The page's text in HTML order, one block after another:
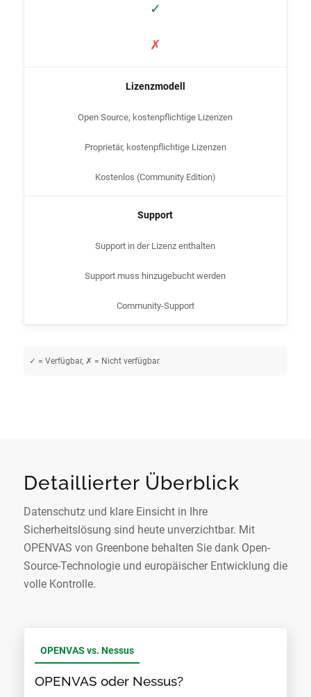
✓
✗
Lizenzmodell
Open Source, kostenpflichtige Lizenzen
Proprietär, kostenpflichtige Lizenzen
Kostenlos (Community Edition)
Support
Support in der Lizenz enthalten
Support muss hinzugebucht werden
Community-Support
✓ = Verfügbar, ✗ = Nicht verfügbar
Detaillierter Überblick
Datenschutz und klare Einsicht in Ihre
Sicherheitslösung sind heute unverzichtbar. Mit
OPENVAS von Greenbone behalten Sie dank Open-
Source-Technologie und europäischer Entwicklung die
volle Kontrolle.
OPENVAS vs. Nessus
OPENVAS oder Nessus?